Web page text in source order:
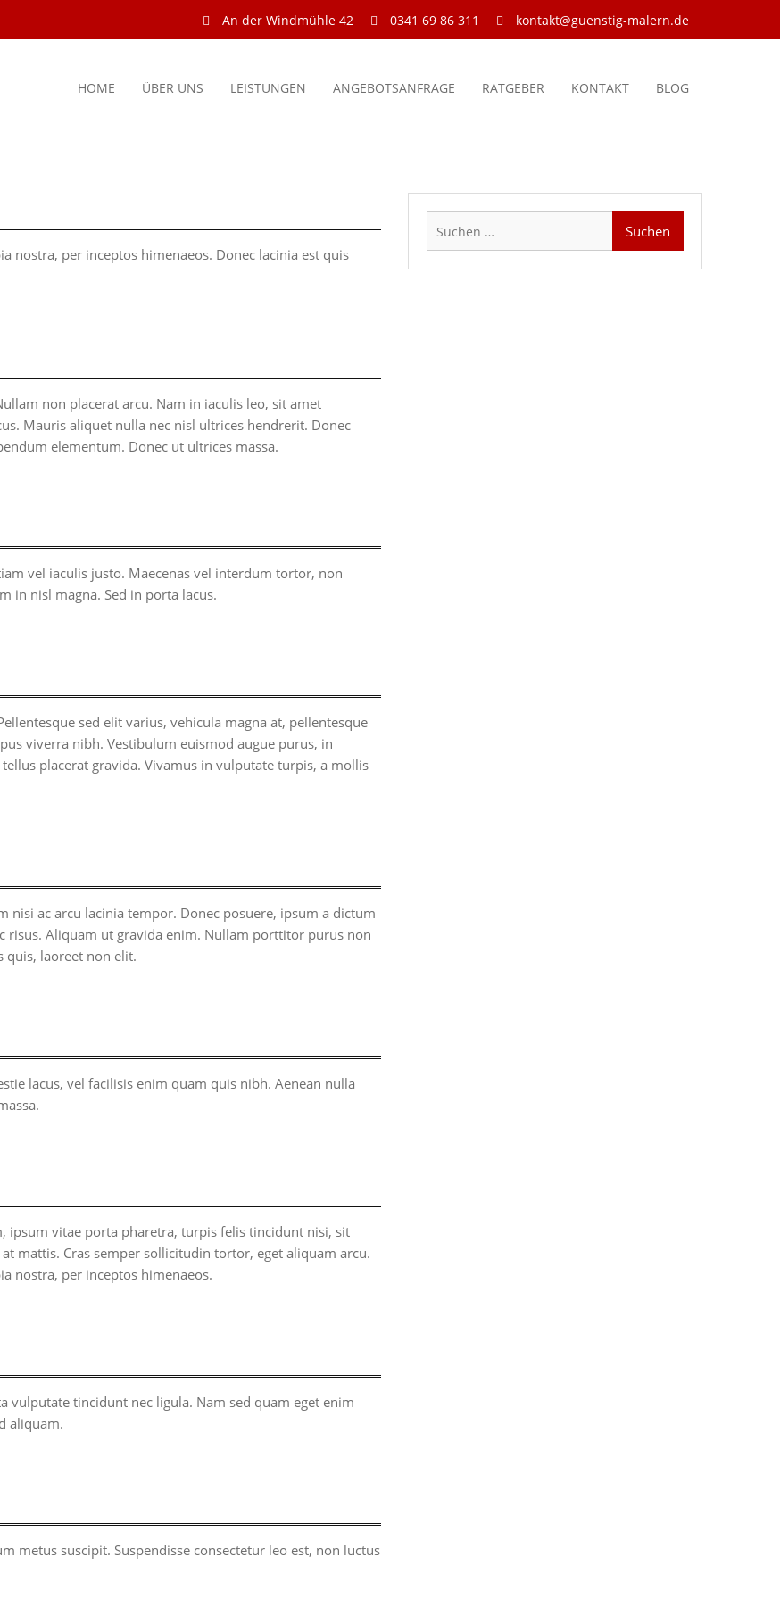
An der Windmühle 42 0341 69 86 311 kontakt@guenstig-malern.de
HOME ÜBER UNS LEISTUNGEN ANGEBOTSANFRAGE RATGEBER KONTAKT BLOG
nostra, per inceptos himenaeos. Donec lacinia est quis
non placerat arcu. Nam in iaculis leo, sit amet
Mauris aliquet nulla nec nisl ultrices hendrerit. Donec
elementum. Donec ut ultrices massa.
vel iaculis justo. Maecenas vel interdum tortor, non
in nisl magna. Sed in porta lacus.
sed elit varius, vehicula magna at, pellentesque
viverra nibh. Vestibulum euismod augue purus, in
placerat gravida. Vivamus in vulputate turpis, a mollis
ac arcu lacinia tempor. Donec posuere, ipsum a dictum
risus. Aliquam ut gravida enim. Nullam porttitor purus non
quis, laoreet non elit.
lacus, vel facilisis enim quam quis nibh. Aenean nulla
ipsum vitae porta pharetra, turpis felis tincidunt nisi, sit
mattis. Cras semper sollicitudin tortor, eget aliquam arcu.
nostra, per inceptos himenaeos.
vulputate tincidunt nec ligula. Nam sed quam eget enim
aliquam.
metus suscipit. Suspendisse consectetur leo est, non luctus